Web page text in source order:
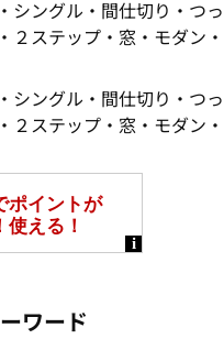
ワード